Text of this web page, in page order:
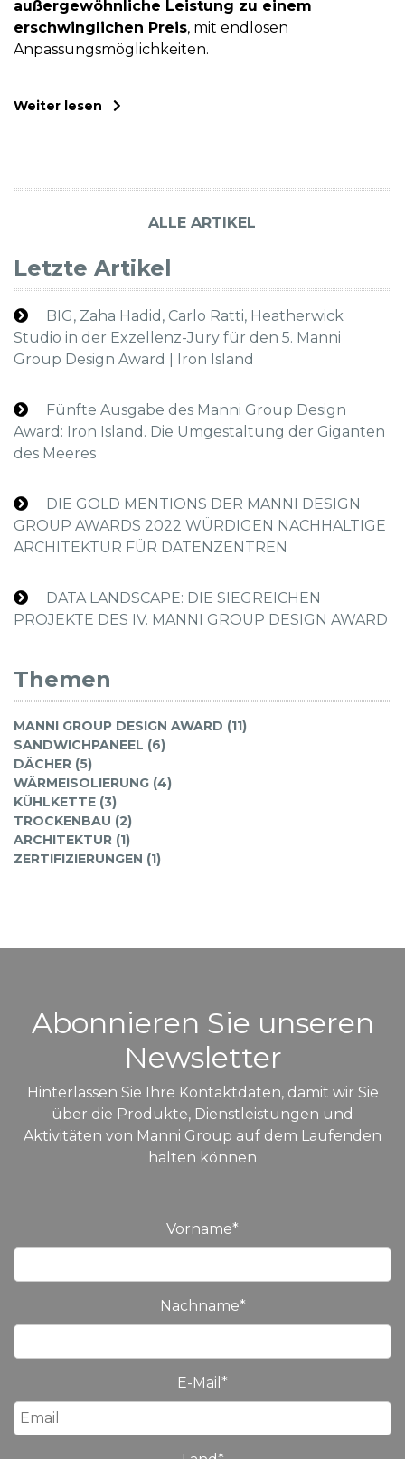
außergewöhnliche Leistung zu einem
erschwinglichen Preis, mit endlosen
Anpassungsmöglichkeiten.
Weiter lesen
ALLE ARTIKEL
Letzte Artikel
BIG, Zaha Hadid, Carlo Ratti, Heatherwick
Studio in der Exzellenz-Jury für den 5. Manni
Group Design Award | Iron Island
Fünfte Ausgabe des Manni Group Design
Award: Iron Island. Die Umgestaltung der Giganten
des Meeres
DIE GOLD MENTIONS DER MANNI DESIGN
GROUP AWARDS 2022 WÜRDIGEN NACHHALTIGE
ARCHITEKTUR FÜR DATENZENTREN
DATA LANDSCAPE: DIE SIEGREICHEN
PROJEKTE DES IV. MANNI GROUP DESIGN AWARD
Themen
MANNI GROUP DESIGN AWARD (11)
SANDWICHPANEEL (6)
DÄCHER (5)
WÄRMEISOLIERUNG (4)
KÜHLKETTE (3)
TROCKENBAU (2)
ARCHITEKTUR (1)
ZERTIFIZIERUNGEN (1)
Abonnieren Sie unseren
Newsletter
Hinterlassen Sie Ihre Kontaktdaten, damit wir Sie
über die Produkte, Dienstleistungen und
Aktivitäten von Manni Group auf dem Laufenden
halten können
Vorname*
Nachname*
E-Mail *